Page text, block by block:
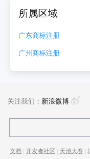
所属区域
广东商标注册
广州商标注册